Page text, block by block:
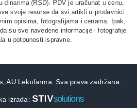
dinarima (RSD). PDV je uračunat u cenu.
svoje resurse da svi artikli u prodavnici
opisima, fotografijama i cenama. Ipak,
su sve navedene informacije i fotografije
u potpunosti ispravne.
AU Lekofarma. Sva prava zadržana.
izrada: STIVsolutions